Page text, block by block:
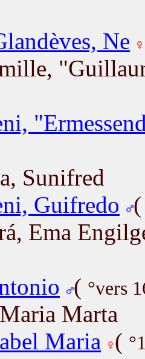
Ne
Sunifred
Guifredo
Ema
( °vers
Marta
Maria (